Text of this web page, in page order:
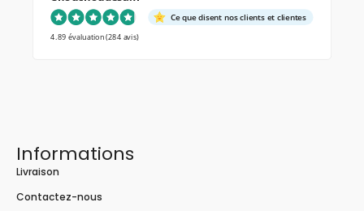
Ce que disent nos clients et clientes
4.89 évaluation(284 avis)
Informations
Livraison
Contactez-nous